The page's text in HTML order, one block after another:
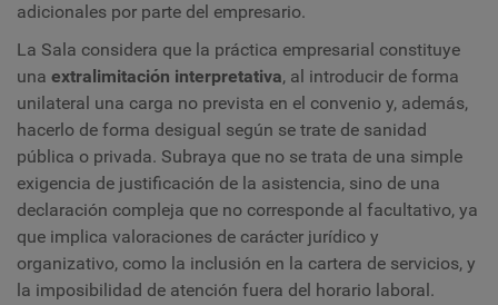
adicionales por parte del empresario.
La Sala considera que la práctica empresarial constituye
una extralimitación interpretativa, al introducir de forma
unilateral una carga no prevista en el convenio y, además,
hacerlo de forma desigual según se trate de sanidad
pública o privada. Subraya que no se trata de una simple
exigencia de justificación de la asistencia, sino de una
declaración compleja que no corresponde al facultativo, ya
que implica valoraciones de carácter jurídico y
organizativo, como la inclusión en la cartera de servicios, y
la imposibilidad de atención fuera del horario laboral.